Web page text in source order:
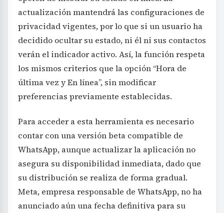
actualización mantendrá las configuraciones de
privacidad vigentes, por lo que si un usuario ha
decidido ocultar su estado, ni él ni sus contactos
verán el indicador activo. Así, la función respeta
los mismos criterios que la opción “Hora de
última vez y En línea”, sin modificar
preferencias previamente establecidas.
Para acceder a esta herramienta es necesario
contar con una versión beta compatible de
WhatsApp, aunque actualizar la aplicación no
asegura su disponibilidad inmediata, dado que
su distribución se realiza de forma gradual.
Meta, empresa responsable de WhatsApp, no ha
anunciado aún una fecha definitiva para su